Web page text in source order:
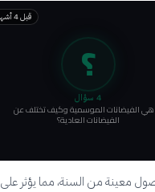
قبل 4 أشهر
؟
4سؤال
الفيضانات الموسمية وكيف تختلف عن
الفيضانات العادية؟
معينة من السنة، مما يؤثر على